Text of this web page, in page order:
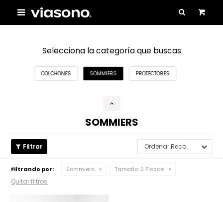

Selecciona la categoría que buscas
COLCHONES SOMMIERS PROTECTORES
SOMMIERS
Recomendados
Filtrando por: Sommiers Tamaño: 2 Plazas
Quitar filtros